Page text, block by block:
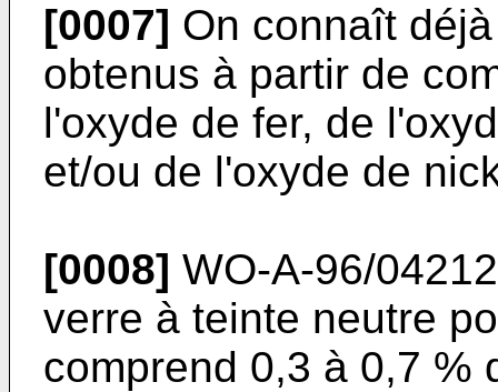
[0007] On connaît
obtenus à partir de
l'oxyde de fer, de
et/ou de l'oxyde de
[0008] WO-A-96/04212
verre à teinte neutre
comprend 0,3 à 0,7 %